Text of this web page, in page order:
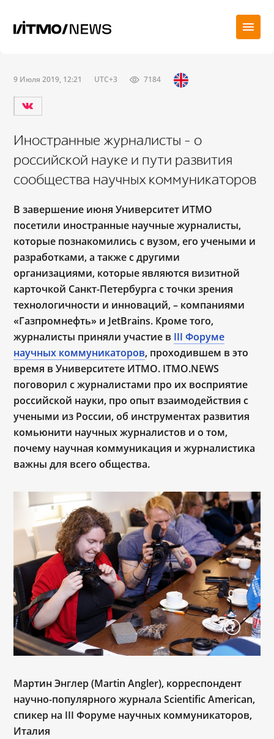
9 Июля 2019, 12:21 UTC+3 7184
Иностранные журналисты – о
российской науке и пути развития
сообщества научных коммуникаторов
В завершение июня Университет ИТМО
посетили иностранные научные журналисты,
которые познакомились с вузом, его учеными и
разработками, а также с другими
организациями, которые являются визитной
карточкой Санкт-Петербурга с точки зрения
технологичности и инноваций, – компаниями
«Газпромнефть» и JetBrains. Кроме того,
журналисты приняли участие в III Форуме
научных коммуникаторов, проходившем в это
время в Университете ИТМО. ITMO.NEWS
поговорил с журналистами про их восприятие
российской науки, про опыт взаимодействия с
учеными из России, об инструментах развития
комьюнити научных журналистов и о том,
почему научная коммуникация и журналистика
важны для всего общества.
Мартин Энглер (Martin Angler), корреспондент
научно-популярного журнала Scientific American,
спикер на III Форуме научных коммуникаторов,
Италия